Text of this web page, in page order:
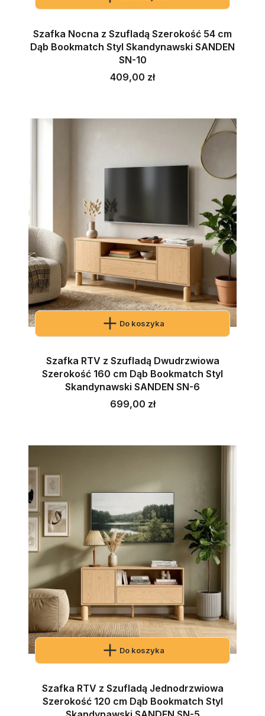
Szafka Nocna z Szufladą Szerokość 54 cm
Dąb Bookmatch Styl Skandynawski SANDEN
SN-10
Cena
409,00 zł
Do koszyka
Szafka RTV z Szufladą Dwudrzwiowa
Szerokość 160 cm Dąb Bookmatch Styl
Skandynawski SANDEN SN-6
Cena
699,00 zł
Do koszyka
Szafka RTV z Szufladą Jednodrzwiowa
Szerokość 120 cm Dąb Bookmatch Styl